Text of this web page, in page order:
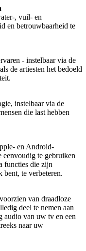
, vuil- en
en betrouwbaarheid te
- instelbaar via de
de artiesten het bedoeld
instelbaar via de
die last hebben
en Android-
eenvoudig te gebruiken
functies die zijn
te verbeteren.
van draadloze
deel te nemen aan
audio van uw tv en een
naar uw